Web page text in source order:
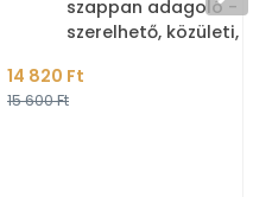
szappan adagoló -
szerelhető, közületi,
Fehér műanya
14 820 Ft
15 600 Ft